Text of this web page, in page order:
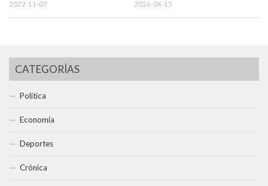
2022-11-07 2026-04-15
CATEGORÍAS
Política
Economía
Deportes
Crónica